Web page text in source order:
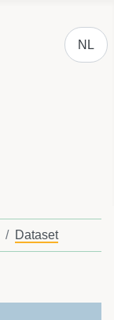
NL
Dataset